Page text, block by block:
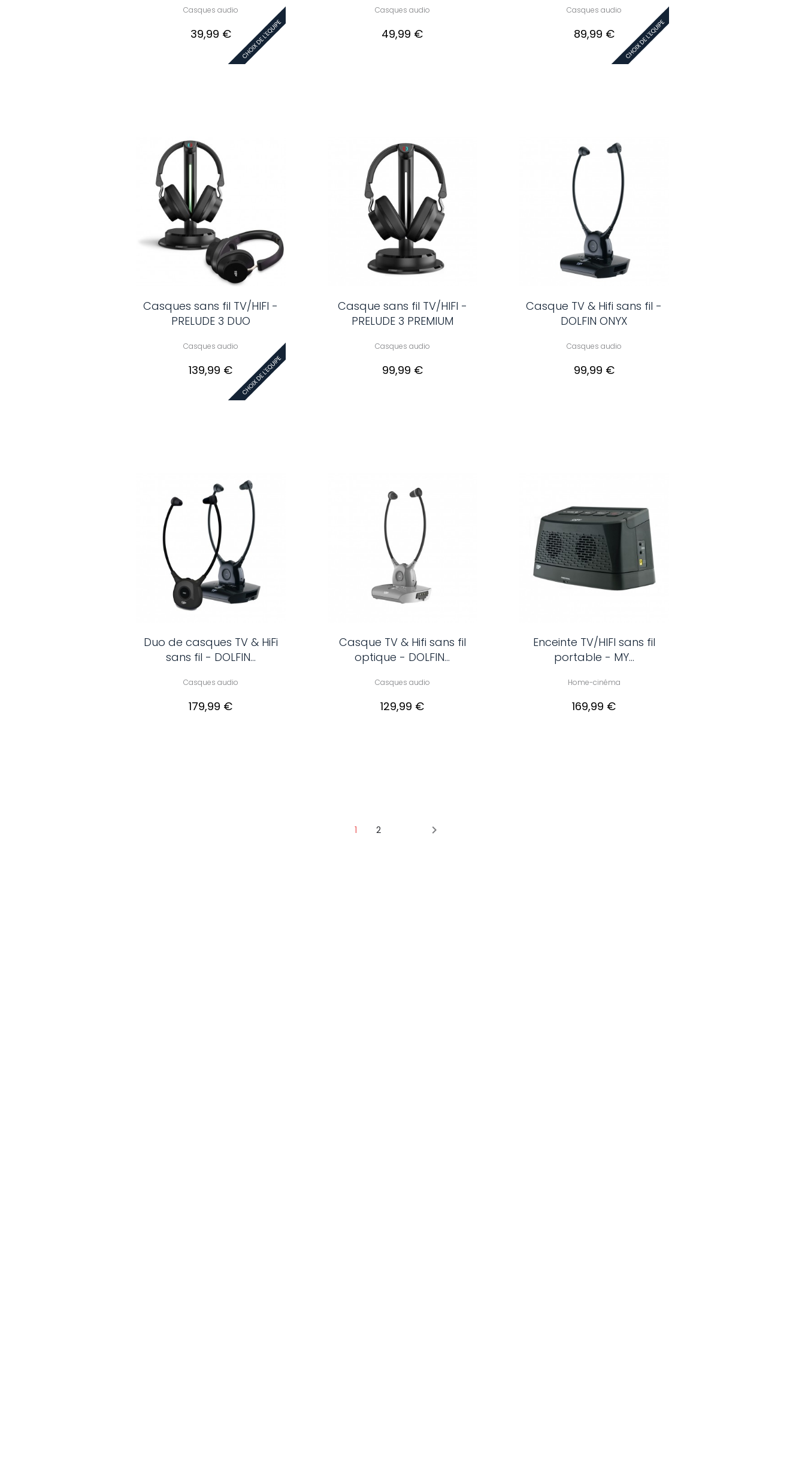
Casques audio
39,99 €
Casques audio
49,99 €
Casques audio
89,99 €
Casques sans fil TV/HIFI -
PRELUDE 3 DUO
Casques audio
139,99 €
Casque sans fil TV/HIFI -
PRELUDE 3 PREMIUM
Casques audio
99,99 €
Casque TV & Hifi sans fil -
DOLFIN ONYX
Casques audio
99,99 €
Duo de casques TV & HiFi
sans fil - DOLFIN...
Casques audio
179,99 €
Casque TV & Hifi sans fil
optique - DOLFIN...
Casques audio
129,99 €
Enceinte TV/HIFI sans fil
portable - MY...
Home-cinéma
169,99 €
1 2 